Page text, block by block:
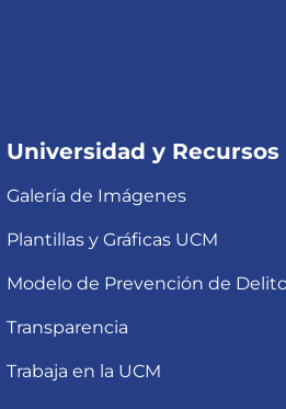
Universidad y Recursos
Galería de Imágenes
Plantillas y Gráficas UCM
Modelo de Prevención de
Transparencia
Trabaja en la UCM